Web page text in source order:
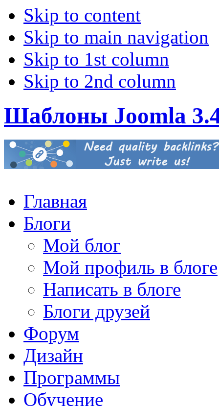
Skip to content
Skip to main navigation
Skip to 1st column
Skip to 2nd column
Шаблоны Joomla
Главная
Блоги
Мой блог
Мой профиль в блоге
Написать в блоге
Блоги друзей
Форум
Дизайн
Программы
Обучение